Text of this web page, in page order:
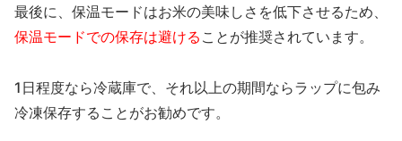
最後に、保温モードはお米の美味しさを低下させるため、
保温モードでの保存は避ける ことが推奨されています。
1日程度なら冷蔵庫で、それ以上の期間ならラップに包み
冷凍保存することがお勧めです。